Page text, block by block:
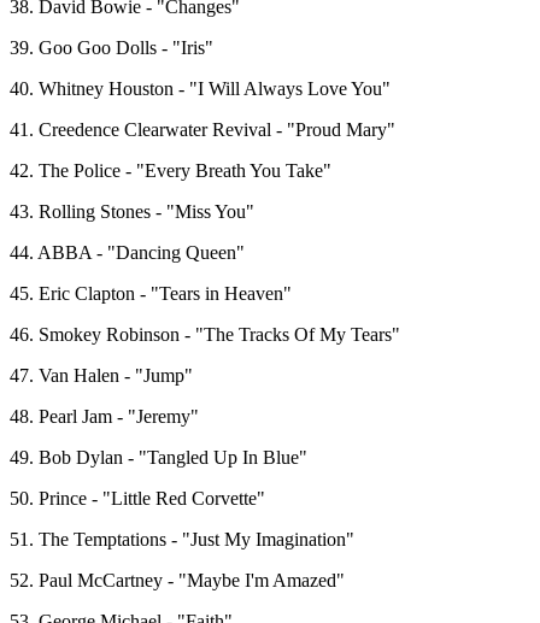
38. David Bowie - "Changes"
39. Goo Goo Dolls - "Iris"
40. Whitney Houston - "I Will Always Love You"
41. Creedence Clearwater Revival - "Proud Mary"
42. The Police - "Every Breath You Take"
43. Rolling Stones - "Miss You"
44. ABBA - "Dancing Queen"
45. Eric Clapton - "Tears in Heaven"
46. Smokey Robinson - "The Tracks Of My Tears"
47. Van Halen - "Jump"
48. Pearl Jam - "Jeremy"
49. Bob Dylan - "Tangled Up In Blue"
50. Prince - "Little Red Corvette"
51. The Temptations - "Just My Imagination"
52. Paul McCartney - "Maybe I'm Amazed"